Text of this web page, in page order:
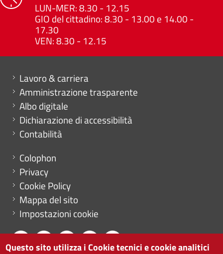
LUN-MER: 8.30 - 12.15
GIO del cittadino: 8.30 - 13.00 e 14.00 -
17.30
VEN: 8.30 - 12.15
Mini menu di servizio
Lavoro & carriera
Amministrazione trasparente
Albo digitale
Dichiarazione di accessibilità
Contabilità
Menu footer
Colophon
Privacy
Cookie Policy
Mappa del sito
Impostazioni cookie
Questo sito utilizza i Cookie tecnici e cookie analitici